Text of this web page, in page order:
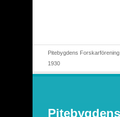
Pitebygdens Forskarförening
1930
Pitebygdens